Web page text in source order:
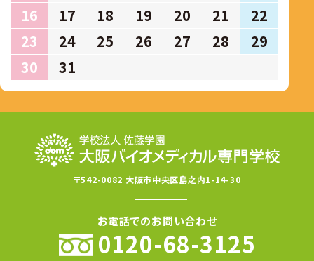
16
17 18 19 20 21
22
23
24 25 26 27 28
29
30
31
〒542-0082 大阪市中央区島之内1-14-30
お電話でのお問い合わせ
0120-68-3125